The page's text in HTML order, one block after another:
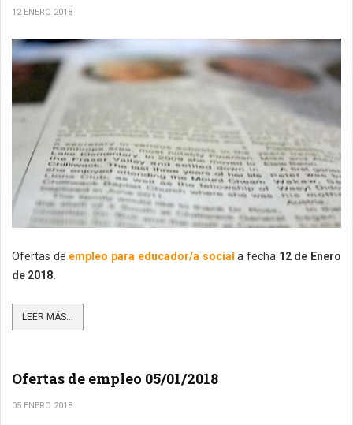
12 ENERO 2018
Ofertas de empleo para educador/a sociala fecha 12 de Enero
de 2018.
LEER MÁS...
Ofertas de empleo 05/01/2018
05 ENERO 2018